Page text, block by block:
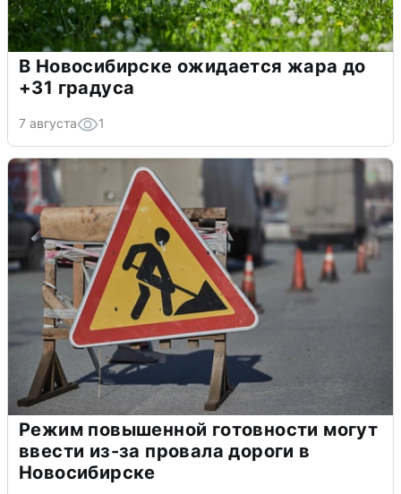
В Новосибирске ожидается жара до
+31 градуса
7 августа 1
Режим повышенной готовности могут
ввести из-за провала дороги в
Новосибирске